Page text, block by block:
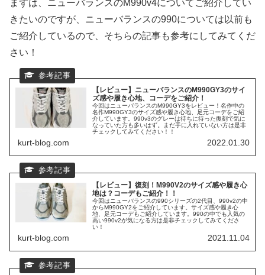
まずは、ニューバランスのM990v4についてご紹介してい
きたいのですが、ニューバランスの990については以前も
ご紹介しているので、そちらの記事も参考にしてみてくだ
さい！
【レビュー】ニューバランスのM990GY3のサイ
ズ感や履き心地、コーデをご紹介！
今回はニューバランスのM990GY3をレビュー！名作中の
名作M990GY3のサイズ感や履き心地、足元コーデをご紹
介しています。990v3のグレーは待ちに待った復刻で気に
なっていた方も多いはず。まだ手に入れていない方は是非
チェックしてみてください！！
kurt-blog.com 2022.01.30
【レビュー】復刻！M990V2のサイズ感や履き心
地は？コーデもご紹介！！
今回はニューバランスの990シリーズの2代目、990v2の中
からM990GY2をご紹介しています。サイズ感や履き心
地、足元コーデもご紹介しています。990の中でも人気の
高い990v2が気になる方は是非チェックしてみてくださ
い！
kurt-blog.com 2021.11.04